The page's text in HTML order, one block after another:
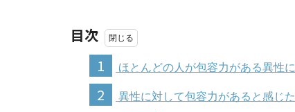
目次
1
ほとんどの人が包容力がある異性
2 異性に対して包容力があると感じ